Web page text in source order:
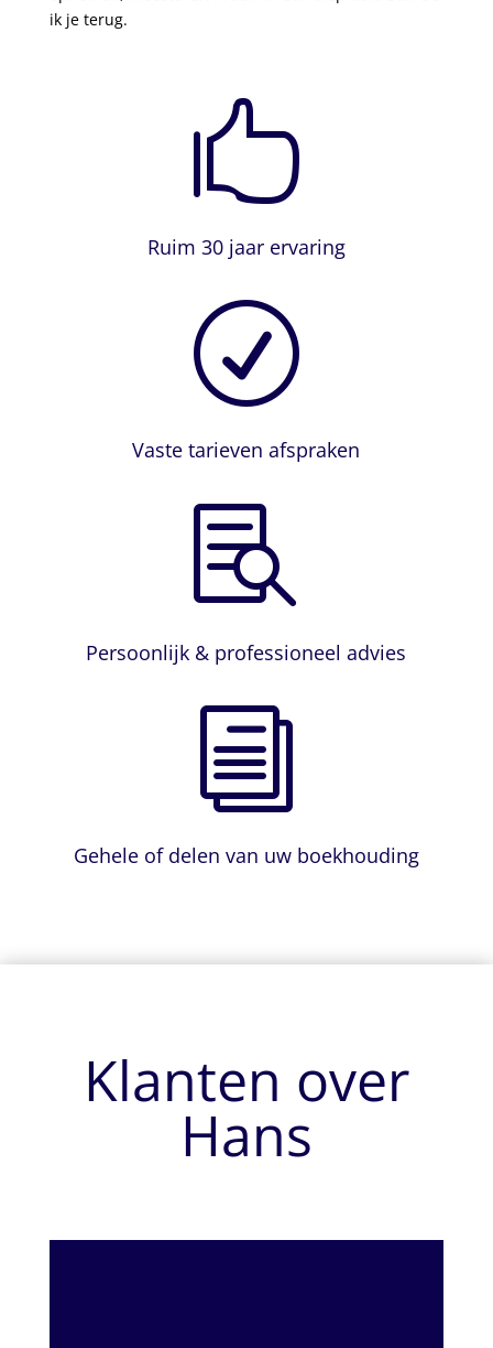
ik je terug.

Ruim 30 jaar ervaring
R
Vaste tarieven afspraken

Persoonlijk & professioneel advies
i
Gehele of delen van uw boekhouding
Klanten over
Hans